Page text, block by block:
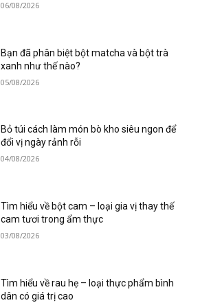
06/08/2026
Bạn đã phân biệt bột matcha và bột trà
xanh như thế nào?
05/08/2026
Bỏ túi cách làm món bò kho siêu ngon để
đổi vị ngày rảnh rỗi
04/08/2026
Tìm hiểu về bột cam – loại gia vị thay thế
cam tươi trong ẩm thực
03/08/2026
Tìm hiểu về rau hẹ – loại thực phẩm bình
dân có giá trị cao